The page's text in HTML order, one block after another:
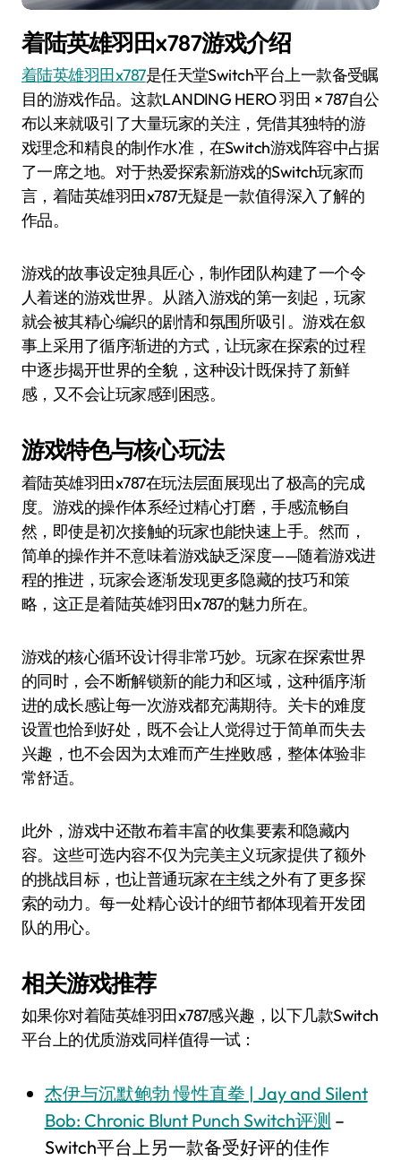
着陆英雄羽田x787游戏介绍
着陆英雄羽田x787是任天堂Switch平台上一款备受瞩
目的游戏作品。这款LANDING HERO 羽田 × 787自公
布以来就吸引了大量玩家的关注，凭借其独特的游
戏理念和精良的制作水准，在Switch游戏阵容中占据
了一席之地。对于热爱探索新游戏的Switch玩家而
言，着陆英雄羽田x787无疑是一款值得深入了解的
作品。
游戏的故事设定独具匠心，制作团队构建了一个令
人着迷的游戏世界。从踏入游戏的第一刻起，玩家
就会被其精心编织的剧情和氛围所吸引。游戏在叙
事上采用了循序渐进的方式，让玩家在探索的过程
中逐步揭开世界的全貌，这种设计既保持了新鲜
感，又不会让玩家感到困惑。
游戏特色与核心玩法
着陆英雄羽田x787在玩法层面展现出了极高的完成
度。游戏的操作体系经过精心打磨，手感流畅自
然，即使是初次接触的玩家也能快速上手。然而，
简单的操作并不意味着游戏缺乏深度——随着游戏进
程的推进，玩家会逐渐发现更多隐藏的技巧和策
略，这正是着陆英雄羽田x787的魅力所在。
游戏的核心循环设计得非常巧妙。玩家在探索世界
的同时，会不断解锁新的能力和区域，这种循序渐
进的成长感让每一次游戏都充满期待。关卡的难度
设置也恰到好处，既不会让人觉得过于简单而失去
兴趣，也不会因为太难而产生挫败感，整体体验非
常舒适。
此外，游戏中还散布着丰富的收集要素和隐藏内
容。这些可选内容不仅为完美主义玩家提供了额外
的挑战目标，也让普通玩家在主线之外有了更多探
索的动力。每一处精心设计的细节都体现着开发团
队的用心。
相关游戏推荐
如果你对着陆英雄羽田x787感兴趣，以下几款Switch
平台上的优质游戏同样值得一试：
杰伊与沉默鲍勃 慢性直拳 | Jay and Silent
Bob: Chronic Blunt Punch Switch评测 –
Switch平台上另一款备受好评的佳作